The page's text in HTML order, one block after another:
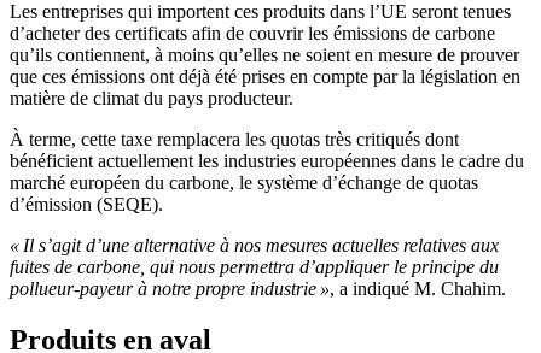
Les entreprises qui importent ces produits dans l’UE seront tenues
d’acheter des certificats afin de couvrir les émissions de carbone
qu’ils contiennent, à moins qu’elles ne soient en mesure de prouver
que ces émissions ont déjà été prises en compte par la législation en
matière de climat du pays producteur.
À terme, cette taxe remplacera les quotas très critiqués dont
bénéficient actuellement les industries européennes dans le cadre du
marché européen du carbone, le système d’échange de quotas
d’émission (SEQE).
« Il s’agit d’une alternative à nos mesures actuelles relatives aux
fuites de carbone, qui nous permettra d’appliquer le principe du
pollueur-payeur à notre propre industrie », a indiqué M. Chahim.
Produits en aval